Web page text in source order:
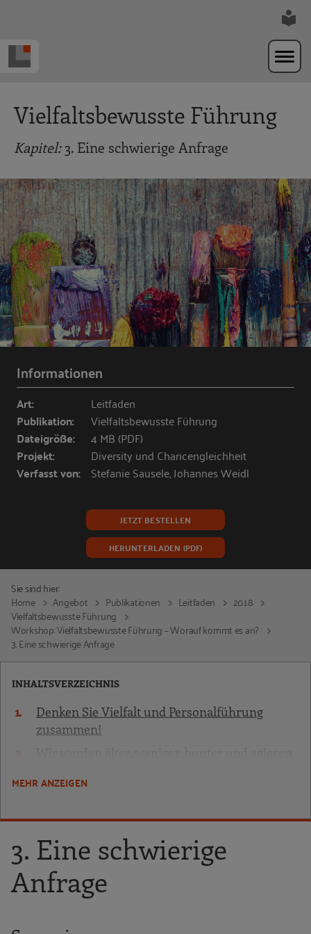
Vielfaltsbewusste Führung
Kapitel:3. Eine schwierige Anfrage
Informationen
Art: Leitfaden
Publikation: Vielfaltsbewusste Führung
Dateigröße: 4 MB (PDF)
Projekt: Diversity und Chancengleichheit
Verfasst von: Stefanie Sausele, Johannes Weidl
JETZT BESTELLEN
HERUNTERLADEN (PDF)
Sie sind hier:
Home
Angebot Publikationen Leitfaden
2018
Vielfaltsbewusste Führung
Workshop: Vielfaltsbewusste Führung – Worauf kommt es an?
3. Eine schwierige Anfrage
INHALTSVERZEICHNIS
Denken Sie Vielfalt und Personalführung
zusammen!
Auf jeden achten, Potenziale erkennen und
erfolgreich sein
„Diversity ist kein bloßes Label, mit dem
man sich schmückt“
Positive Veränderung nach 65
MEHR ANZEIGEN
3. Eine schwierige
Anfrage